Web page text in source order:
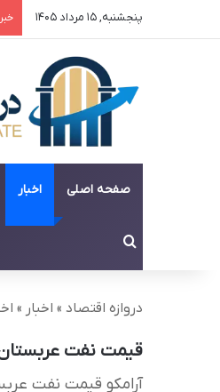
پنجشنبه, ۱۵ مرداد ۱۴۰۵
صفحه اصلی اخبار
جستجو برای
دروازه اقتصاد » اخبار »
قیمت نفت عربستان